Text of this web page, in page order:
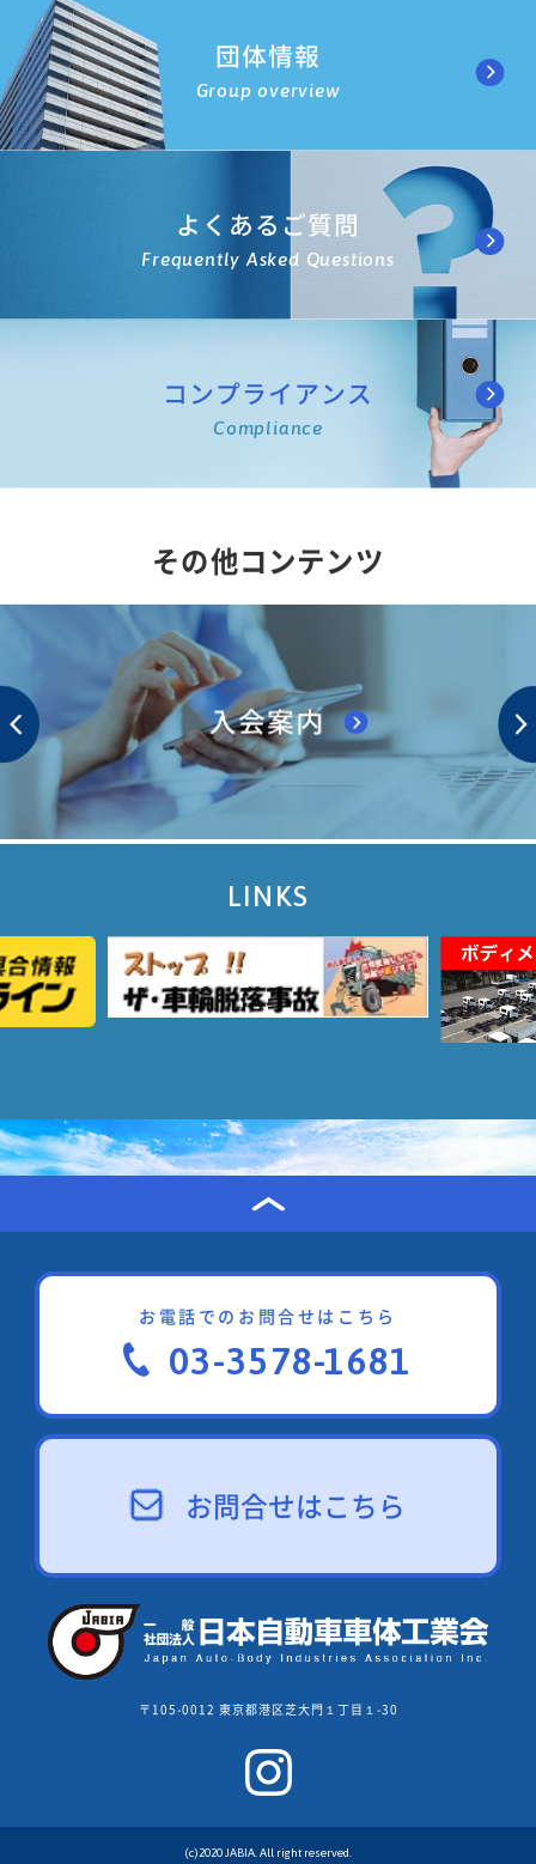
団体情報
Group overview
よくあるご質問
Frequently Asked Questions
コンプライアンス
Compliance
その他コンテンツ
LINKS
お電話でのお問合せはこちら
03-3578-1681
お問合せはこちら
〒105-0012 東京都港区芝大門１丁目１-30
(c)2020 JABIA. All right reserved.